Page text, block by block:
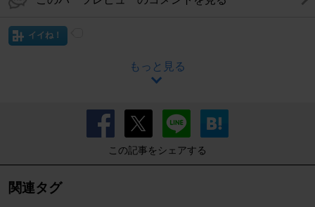
イイね！
もっと見る
この記事をシェアする
関連タグ